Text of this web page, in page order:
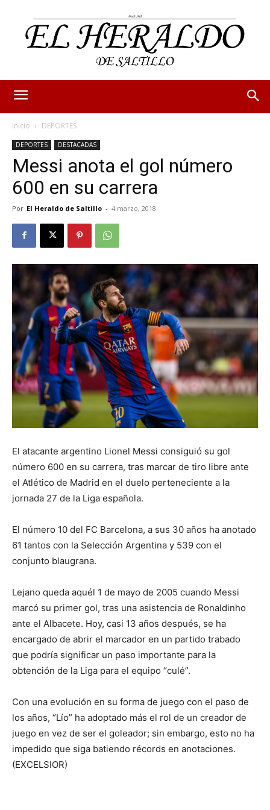
Inicio DEPORTES
DEPORTES DESTACADAS
Messi anota el gol número
600 en su carrera
Por El Heraldo de Saltillo - 4 marzo, 2018
El atacante argentino Lionel Messi consiguió su gol
número 600 en su carrera, tras marcar de tiro libre ante
el Atlético de Madrid en el duelo perteneciente a la
jornada 27 de la Liga española.
El número 10 del FC Barcelona, a sus 30 años ha anotado
61 tantos con la Selección Argentina y 539 con el
conjunto blaugrana.
Lejano queda aquél 1 de mayo de 2005 cuando Messi
marcó su primer gol, tras una asistencia de Ronaldinho
ante el Albacete. Hoy, casi 13 años después, se ha
encargado de abrir el marcador en un partido trabado
que podría significar un paso importante para la
obtención de la Liga para el equipo “culé”.
Con una evolución en su forma de juego con el paso de
los años, “Lío” ha adoptado más el rol de un creador de
juego en vez de ser el goleador; sin embargo, esto no ha
impedido que siga batiendo récords en anotaciones.
(EXCELSIOR)